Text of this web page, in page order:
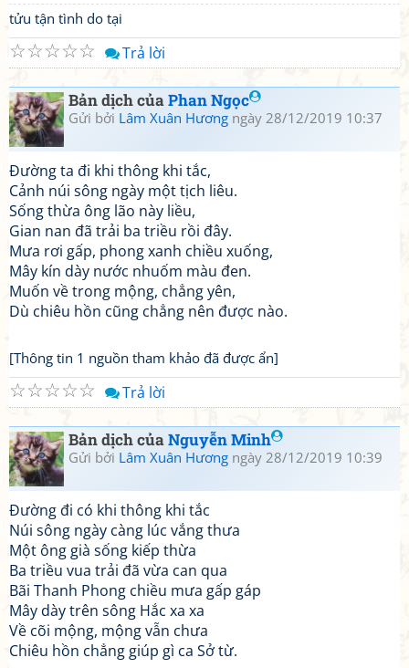
tửu tận tình do tại
☆
☆
☆
☆
☆ Trả lời
Bản dịch củaPhan Ngọc
Gửi bởi Lâm Xuân Hương ngày 28/12/2019 10:37
Đường ta đi khi thông khi tắc,
Cảnh núi sông ngày một tịch liêu.
Sống thừa ông lão này liều,
Gian nan đã trải ba triều rồi đây.
Mưa rơi gấp, phong xanh chiều xuống,
Mây kín dày nước nhuốm màu đen.
Muốn về trong mộng, chẳng yên,
Dù chiêu hồn cũng chẳng nên được nào.
[Thông tin 1 nguồn tham khảo đã được ẩn]
☆
☆
☆
☆
☆ Trả lời
Bản dịch củaNguyễn Minh
Gửi bởi Lâm Xuân Hương ngày 28/12/2019 10:39
Đường đi có khi thông khi tắc
Núi sông ngày càng lúc vắng thưa
Một ông già sống kiếp thừa
Ba triều vua trải đã vừa can qua
Bãi Thanh Phong chiều mưa gấp gáp
Mây dày trên sông Hắc xa xa
Về cõi mộng, mộng vẫn chưa
Chiêu hồn chẳng giúp gì ca Sở từ.